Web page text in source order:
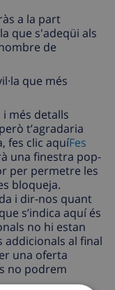
a la part
que s'adeqüi als
de
que més
i més detalls
t’agradaria
fes clic aquíFes
una finestra pop-
per permetre les
bloqueja.
i dir-nos quant
s’indica aquí és
no hi estan
addicionals al final
una oferta
no podrem